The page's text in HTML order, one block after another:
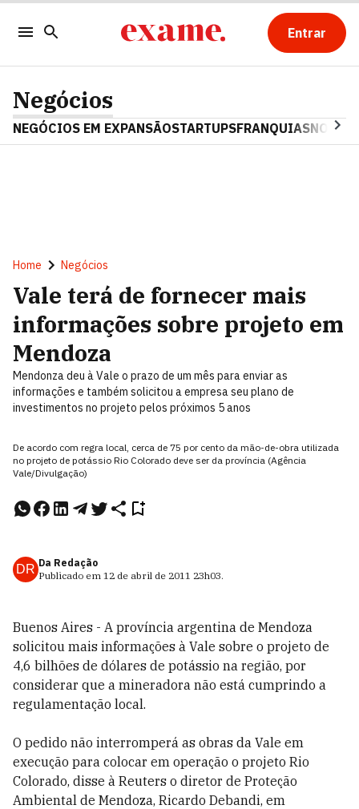
Entrar
Negócios
NEGÓCIOS EM EXPANSÃOSTARTUPSFRANQUIAS
Home Negócios
Vale terá de fornecer mais
informações sobre projeto em
Mendoza
Mendonza deu à Vale o prazo de um mês para enviar as
informações e também solicitou a empresa seu plano de
investimentos no projeto pelos próximos 5 anos
De acordo com regra local, cerca de 75 por cento da mão-de-obra utilizada
no projeto de potássio Rio Colorado deve ser da província (Agência
Vale/Divulgação)
DR Da Redação
Publicado em 12 de abril de 2011 23h03.
Buenos Aires - A província argentina de Mendoza
solicitou mais informações à Vale sobre o projeto de
4,6 bilhões de dólares de potássio na região, por
considerar que a mineradora não está cumprindo a
regulamentação local.
O pedido não interromperá as obras da Vale em
execução para colocar em operação o projeto Rio
Colorado, disse à Reuters o diretor de Proteção
Ambiental de Mendoza, Ricardo Debandi, em